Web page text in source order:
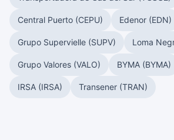
Central Puerto (CEPU) Edenor (EDN)
Grupo Supervielle (SUPV) Loma
Grupo Valores (VALO) BYMA (BYMA)
IRSA (IRSA) Transener (TRAN)